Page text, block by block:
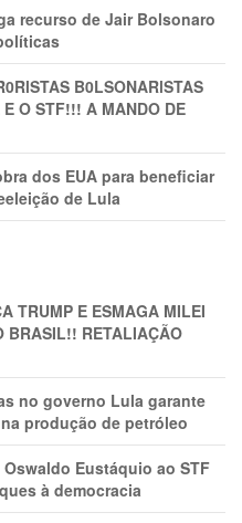
recurso de Jair Bolsonaro
B0LSONARlSTAS
O STF!!! A MANDO DE
dos EUA para beneficiar
de Lula
TRUMP E ESMAGA MILEI
BRASIL!! RETALIAÇÃO
no governo Lula garante
produção de petróleo
Eustáquio ao STF
à democracia